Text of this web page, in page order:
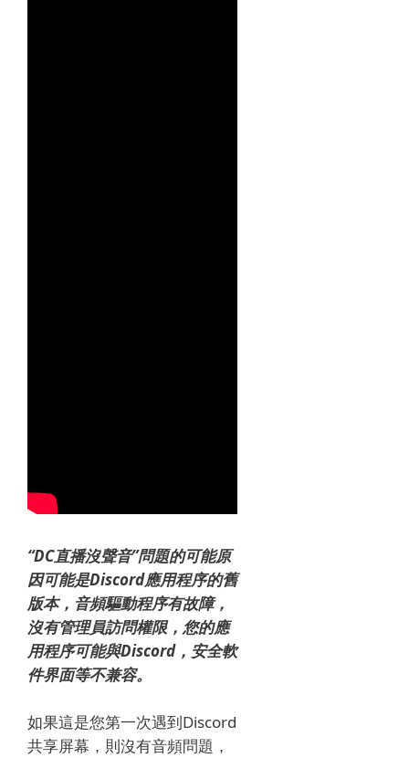
“DC直播沒聲音”問題的可能原
因可能是Discord應用程序的舊
版本，音頻驅動程序有故障，
沒有管理員訪問權限，您的應
用程序可能與Discord，安全軟
件界面等不兼容。
如果這是您第一次遇到Discord
共享屏幕，則沒有音頻問題，